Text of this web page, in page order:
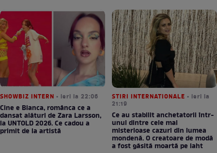
SHOWBIZ INTERN • ieri la 22:06
Cine e Bianca, românca ce a
dansat alături de Zara Larsson,
la UNTOLD 2026. Ce cadou a
primit de la artistă
STIRI INTERNATIONALE • ieri la
21:19
Ce au stabilit anchetatorii într-
unul dintre cele mai
misterioase cazuri din lumea
mondenă. O creatoare de modă
a fost găsită moartă pe iaht